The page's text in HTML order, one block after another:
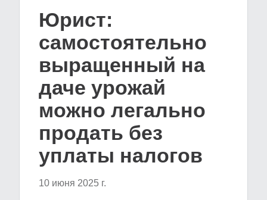
Юрист:
самостоятельно
выращенный на
даче урожай
можно легально
продать без
уплаты налогов
10 июня 2025 г.